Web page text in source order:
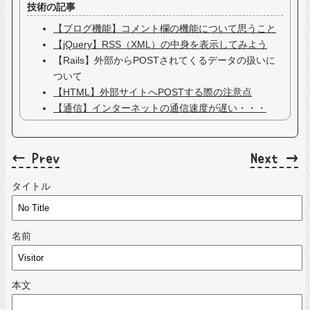
技術の記事
【ブログ機能】コメント欄の機能について思うこと
【jQuery】RSS（XML）の中身を表示してみよう
【Rails】外部からPOSTされてくるデータの扱いに
ついて
【HTML】外部サイトへPOSTする際の注意点
【通信】インターネットの通信速度が遅い・・・
← Prev Next →
タイトル
名前
本文